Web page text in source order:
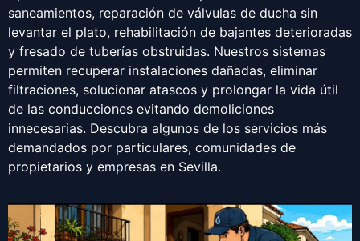
saneamientos, reparación de válvulas de ducha sin
levantar el plato, rehabilitación de bajantes deterioradas
y fresado de tuberías obstruidas. Nuestros sistemas
permiten recuperar instalaciones dañadas, eliminar
filtraciones, solucionar atascos y prolongar la vida útil
de las conducciones evitando demoliciones
innecesarias. Descubra algunos de los servicios más
demandados por particulares, comunidades de
propietarios y empresas en Sevilla.